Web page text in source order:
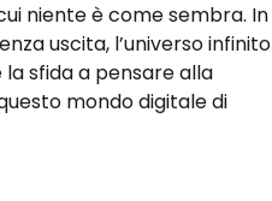
niente è come sembra. In
uscita, l’universo infinito
sfida a pensare alla
mondo digitale di